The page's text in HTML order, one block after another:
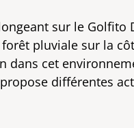
sur le Golfito
pluviale sur la
dans cet
différentes